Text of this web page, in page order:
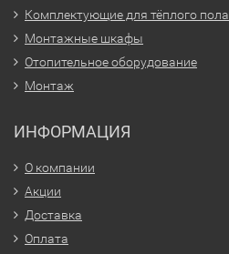
Комплектующие для тёплого пола
Монтажные шкафы
Отопительное оборудование
Монтаж
ИНФОРМАЦИЯ
О компании
Акции
Доставка
Оплата